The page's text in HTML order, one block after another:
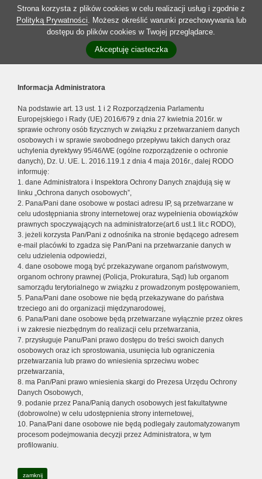
Strona korzysta z plików cookies w celu realizacji usług i zgodnie z
Polityką Prywatności. Możesz określić warunki przechowywania lub
dostępu do plików cookies w Twojej przeglądarce.
Akceptuję ciasteczka
Informacja Administratora
Na podstawie art. 13 ust. 1 i 2 Rozporządzenia Parlamentu
Europejskiego i Rady (UE) 2016/679 z dnia 27 kwietnia 2016r. w
sprawie ochrony osób fizycznych w związku z przetwarzaniem danych
osobowych i w sprawie swobodnego przepływu takich danych oraz
uchylenia dyrektywy 95/46/WE (ogólne rozporządzenie o ochronie
danych), Dz. U. UE. L. 2016.119.1 z dnia 4 maja 2016r., dalej RODO
informuję:
1. dane Administratora i Inspektora Ochrony Danych znajdują się w
linku „Ochrona danych osobowych”,
2. Pana/Pani dane osobowe w postaci adresu IP, są przetwarzane w
celu udostępniania strony internetowej oraz wypełnienia obowiązków
prawnych spoczywających na administratorze(art.6 ust.1 lit.c RODO),
3. jeżeli korzysta Pan/Pani z odnośnika na stronie będącego adresem
e-mail placówki to zgadza się Pan/Pani na przetwarzanie danych w
celu udzielenia odpowiedzi,
4. dane osobowe mogą być przekazywane organom państwowym,
organom ochrony prawnej (Policja, Prokuratura, Sąd) lub organom
samorządu terytorialnego w związku z prowadzonym postępowaniem,
5. Pana/Pani dane osobowe nie będą przekazywane do państwa
trzeciego ani do organizacji międzynarodowej,
6. Pana/Pani dane osobowe będą przetwarzane wyłącznie przez okres
i w zakresie niezbędnym do realizacji celu przetwarzania,
7. przysługuje Panu/Pani prawo dostępu do treści swoich danych
osobowych oraz ich sprostowania, usunięcia lub ograniczenia
przetwarzania lub prawo do wniesienia sprzeciwu wobec
przetwarzania,
8. ma Pan/Pani prawo wniesienia skargi do Prezesa Urzędu Ochrony
Danych Osobowych,
9. podanie przez Pana/Panią danych osobowych jest fakultatywne
(dobrowolne) w celu udostępnienia strony internetowej,
10. Pana/Pani dane osobowe nie będą podlegały zautomatyzowanym
procesom podejmowania decyzji przez Administratora, w tym
profilowaniu.
zamknij